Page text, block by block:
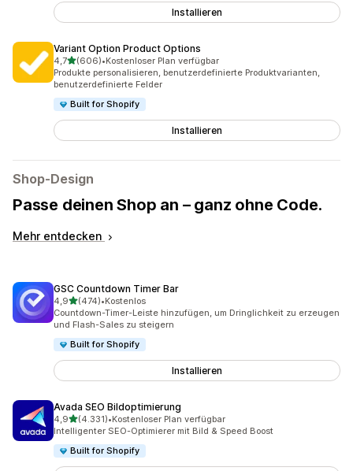
Installieren
Variant Option Product Options
4,7von 5 Sternen
(606)
606 Rezensionen insgesamt
•Kostenloser Plan verfügbar
Produkte personalisieren, benutzerdefinierte Produktvarianten,
benutzerdefinierte Felder
Built for Shopify
Installieren
Shop-Design
Passe deinen Shop an – ganz ohne Code.
Mehr entdecken
GSC Countdown Timer Bar
4,9von 5 Sternen
(474)
474 Rezensionen insgesamt
•Kostenlos
Countdown-Timer-Leiste hinzufügen, um Dringlichkeit zu erzeugen
und Flash-Sales zu steigern
Built for Shopify
Installieren
Avada SEO Bildoptimierung
4,9von 5 Sternen
(4.331)
4331 Rezensionen insgesamt
•Kostenloser Plan verfügbar
Intelligenter SEO-Optimierer mit Bild & Speed Boost
Built for Shopify